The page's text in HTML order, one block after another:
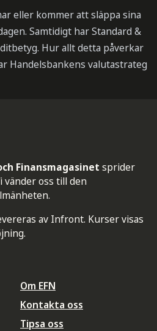
eller kommer att släppa sina
Samtidigt har Standard &
Hur allt detta påverkar
Handelsbankens valutastrateg
Finansmagasinet sprider
vänder oss till den
av Infront. Kurser visas
Om EFN
Kontakta oss
Tipsa oss